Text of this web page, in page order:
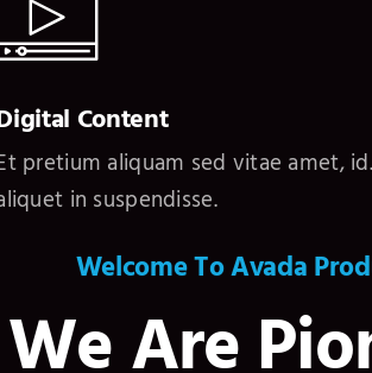
Content
pretium aliquam sed vitae amet,
in suspendisse.
Welcome To Avada